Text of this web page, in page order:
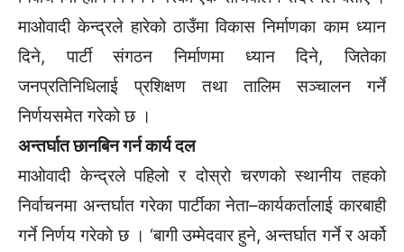
माओवादी केन्द्रले हारेको ठाउँमा विकास निर्माणका काम ध्यान
दिने, पार्टी संगठन निर्माणमा ध्यान दिने, जितेका
जनप्रतिनिधिलाई प्रशिक्षण तथा तालिम सञ्चालन गर्ने
निर्णयसमेत गरेको छ ।
अन्तर्घात छानबिन गर्न कार्य दल
माओवादी केन्द्रले पहिलो र दोस्रो चरणको स्थानीय तहको
निर्वाचनमा अन्तर्घात गरेका पार्टीका नेता–कार्यकर्तालाई कारबाही
गर्ने निर्णय गरेको छ । ‘बागी उम्मेदवार हुने, अन्तर्घात गर्ने र अर्को